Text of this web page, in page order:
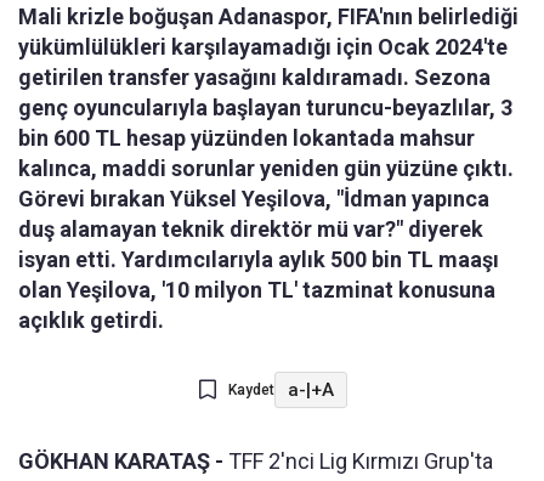
Mali krizle boğuşan Adanaspor, FIFA'nın belirlediği
yükümlülükleri karşılayamadığı için Ocak 2024'te
getirilen transfer yasağını kaldıramadı. Sezona
genç oyuncularıyla başlayan turuncu-beyazlılar, 3
bin 600 TL hesap yüzünden lokantada mahsur
kalınca, maddi sorunlar yeniden gün yüzüne çıktı.
Görevi bırakan Yüksel Yeşilova, "İdman yapınca
duş alamayan teknik direktör mü var?" diyerek
isyan etti. Yardımcılarıyla aylık 500 bin TL maaşı
olan Yeşilova, '10 milyon TL' tazminat konusuna
açıklık getirdi.
Kaydet a-|+A
GÖKHAN KARATAŞ - TFF 2'nci Lig Kırmızı Grup'ta